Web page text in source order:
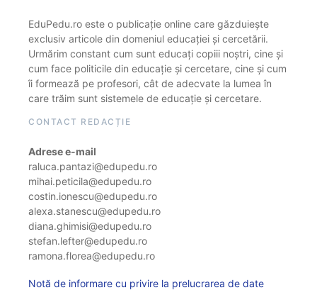
EduPedu.ro este o publicație online care găzduiește
exclusiv articole din domeniul educației și cercetării.
Urmărim constant cum sunt educați copiii noștri, cine și
cum face politicile din educație și cercetare, cine și cum
îi formează pe profesori, cât de adecvate la lumea în
care trăim sunt sistemele de educație și cercetare.
CONTACT REDACȚIE
Adrese e-mail
raluca.pantazi@edupedu.ro
mihai.peticila@edupedu.ro
costin.ionescu@edupedu.ro
alexa.stanescu@edupedu.ro
diana.ghimisi@edupedu.ro
stefan.lefter@edupedu.ro
ramona.florea@edupedu.ro
Notă de informare cu privire la prelucrarea de date